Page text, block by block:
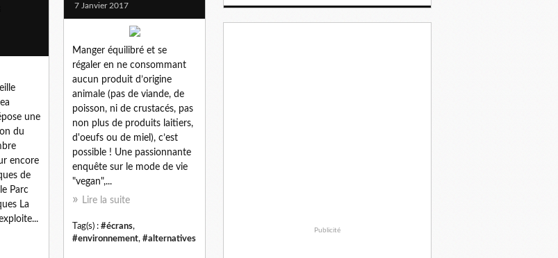
une
du
encore
de
Parc
La
7 Janvier 2017
Manger équilibré et se
régaler en ne consommant
aucun produit d’origine
animale (pas de viande, de
poisson, ni de crustacés, pas
non plus de produits laitiers,
d'oeufs ou de miel), c’est
possible ! Une passionnante
enquête sur le mode de vie
"vegan",...
Lire la suite
Tag(s) : #écrans,
#environnement, #alternatives
Publicité